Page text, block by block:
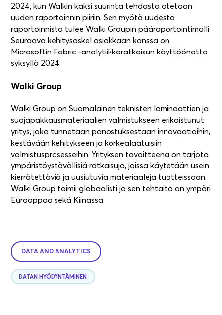
2024, kun Walkin kaksi suurinta tehdasta otetaan
uuden raportoinnin piiriin. Sen myötä uudesta
raportoinnista tulee Walki Groupin pääraportointimalli.
Seuraava kehitysaskel asiakkaan kanssa on
Microsoftin Fabric -analytiikkaratkaisun käyttöönotto
syksyllä 2024.
Walki Group
Walki Group on Suomalainen teknisten laminaattien ja
suojapakkausmateriaalien valmistukseen erikoistunut
yritys, joka tunnetaan panostuksestaan innovaatioihin,
kestävään kehitykseen ja korkealaatuisiin
valmistusprosesseihin. Yrityksen tavoitteena on tarjota
ympäristöystävällisiä ratkaisuja, joissa käytetään usein
kierrätettäviä ja uusiutuvia materiaaleja tuotteissaan.
Walki Group toimii globaalisti ja sen tehtaita on ympäri
Eurooppaa sekä Kiinassa.
DATA AND ANALYTICS
DATAN HYÖDYNTÄMINEN